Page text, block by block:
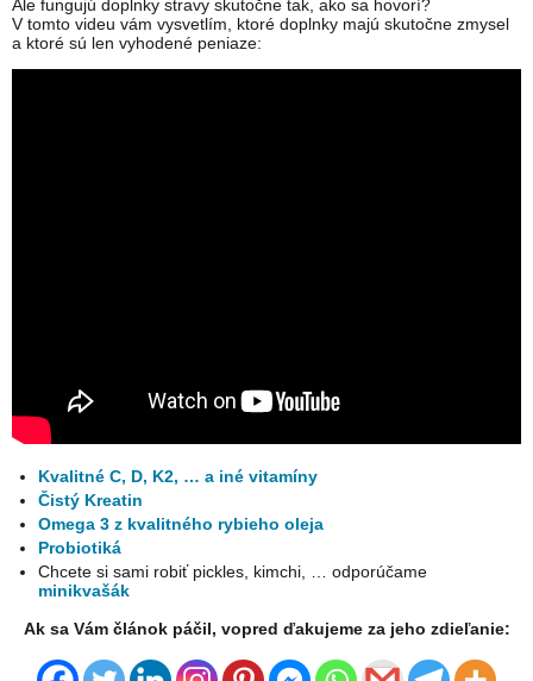
Ale fungujú doplnky stravy skutočne tak, ako sa hovorí?
V tomto videu vám vysvetlím, ktoré doplnky majú skutočne zmysel
a ktoré sú len vyhodené peniaze:
Kvalitné C, D, K2, … a iné vitamíny
Čistý Kreatin
Omega 3 z kvalitného rybieho oleja
Probiotiká
Chcete si sami robiť pickles, kimchi, … odporúčame
minikvašák
Ak sa Vám článok páčil, vopred ďakujeme za jeho zdieľanie: